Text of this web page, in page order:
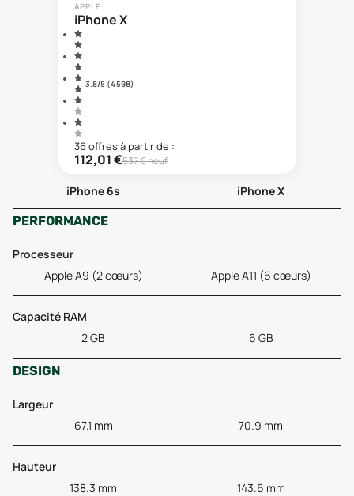
APPLE
iPhone X
3.8/5 (4 598)
36offresà partir de :
112,01€537€ neuf
iPhone 6s
iPhone X
PERFORMANCE
Processeur
Apple A9 (2 cœurs)
Apple A11 (6 cœurs)
Capacité RAM
2 GB
6 GB
DESIGN
Largeur
67.1 mm
70.9 mm
Hauteur
138.3 mm
143.6 mm